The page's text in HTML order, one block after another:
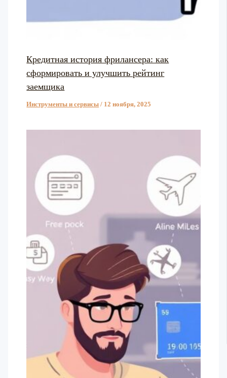
Кредитная история фрилансера: как
сформировать и улучшить рейтинг
заемщика
Инструменты и сервисы / 12 ноября, 2025